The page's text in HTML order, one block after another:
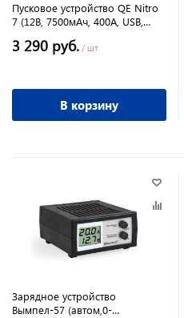
Пусковое устройство QE Nitro
7 (12В, 7500мАч, 400А, USB,
3 290 руб. / шт
В корзину
Зарядное устройство
Вымпел-57 (автом,0-